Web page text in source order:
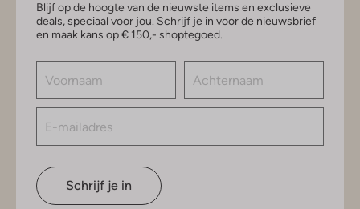
Blijf op de hoogte van de nieuwste items en exclusieve
deals, speciaal voor jou. Schrijf je in voor de nieuwsbrief
en maak kans op € 150,- shoptegoed.
Schrijf je in